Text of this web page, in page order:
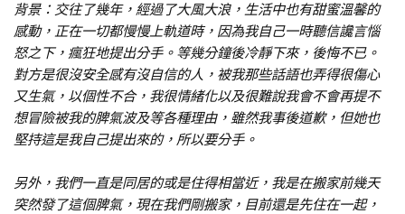
背景：交往了幾年，經過了大風大浪，生活中也有甜蜜溫馨的
感動，正在一切都慢慢上軌道時，因為我自己一時聽信讒言惱
怒之下，瘋狂地提出分手。等幾分鐘後冷靜下來，後悔不已。
對方是很沒安全感有沒自信的人，被我那些話語也弄得很傷心
又生氣，以個性不合，我很情緒化以及很難說我會不會再提不
想冒險被我的脾氣波及等各種理由，雖然我事後道歉，但她也
堅持這是我自己提出來的，所以要分手。
另外，我們一直是同居的或是住得相當近，我是在搬家前幾天
突然發了這個脾氣，現在我們剛搬家，目前還是先住在一起，